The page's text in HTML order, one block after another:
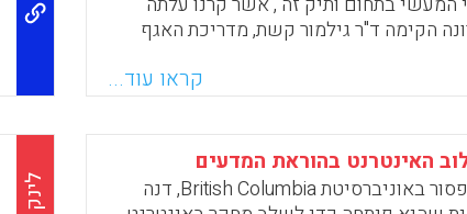
הקימה ד"ר גילמור קשת, מדריכת האגף
וכולל מידע רב ומפורט, תיאורטי ומעשי
בנוסף, למעוניינים בכך, יש אפשרות
אתר חקרשת ליצירת חקרשת משלהם
קראו עוד...
האינטרנט בהוראת המדעים
המחברת, פרופסור באוניברסיטת British Columbia, דנה
לינק